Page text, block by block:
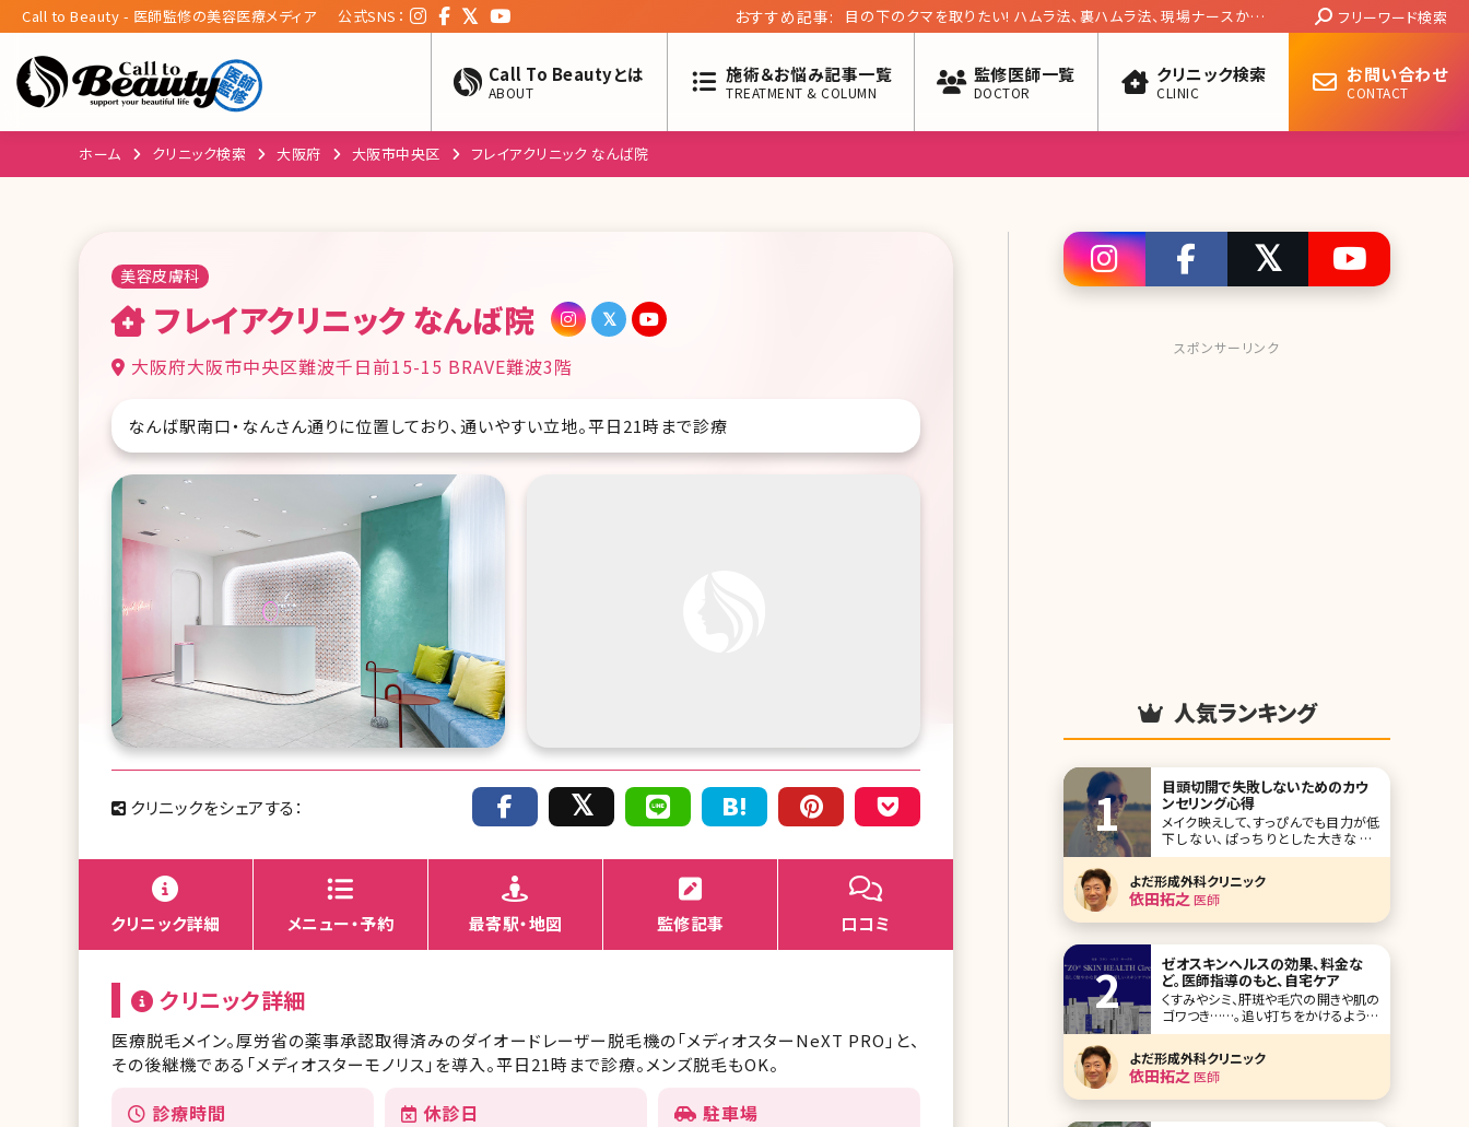
Call to Beauty - 医師監修の美容医療メディア 公式SNS： おすすめ記事:
目の下のクマを取りたい! ハムラ法、裏ハムラ法、現場ナースから
Search:
フリーワード検索
Call To Beautyとは
ABOUT
施術＆お悩み記事一覧
TREATMENT & COLUMN
監修医師一覧
DOCTOR
クリニック検索
CLINIC
お問い合わせ
CONTACT
ホーム クリニック検索 大阪府 大阪市中央区 フレイアクリニック なんば院
美容皮膚科
フレイアクリニック なんば院
大阪府大阪市中央区難波千日前15-15 BRAVE難波3階
なんば駅南口・なんさん通りに位置しており、通いやすい立地。平日21時まで診療
クリニックをシェアする：
クリニック詳細 メニュー・予約 最寄駅・地図 監修記事 口コミ
クリニック詳細
医療脱毛メイン。厚労省の薬事承認取得済みのダイオードレーザー脱毛機の「メディオスターNeXT PRO」と、
その後継機である「メディオスターモノリス」を導入。平日21時まで診療。メンズ脱毛もOK。
診療時間 休診日 駐車場
スポンサーリンク
人気ランキング
目頭切開で失敗しないためのカウ
ンセリング心得
メイク映えして、すっぴんでも目力が低
下しない、ぱっちりとした大きな目。
Twitterなどでも「二重にしたい」「目頭
切開したい」というツイートをよく見か
けます。昔と違って、費用も安くなり気
軽に受けられるような印象もある、目
を大きくするための手術。
よだ形成外科クリニック
依田拓之 医師
ゼオスキンヘルスの効果、料金な
ど。医師指導のもと、自宅ケア
くすみやシミ、肝斑や毛穴の開きや肌の
ゴワつき……。追い打ちをかけるように
現れる肌トラブルやエイジングサイン
にうんざりしていませんか?肌全体を新
しく生まれ変わらせたい、家にいながら
してそんな希望を叶えてくれるのがオ
バジの「ゼオスキンヘルス」で
よだ形成外科クリニック
依田拓之 医師